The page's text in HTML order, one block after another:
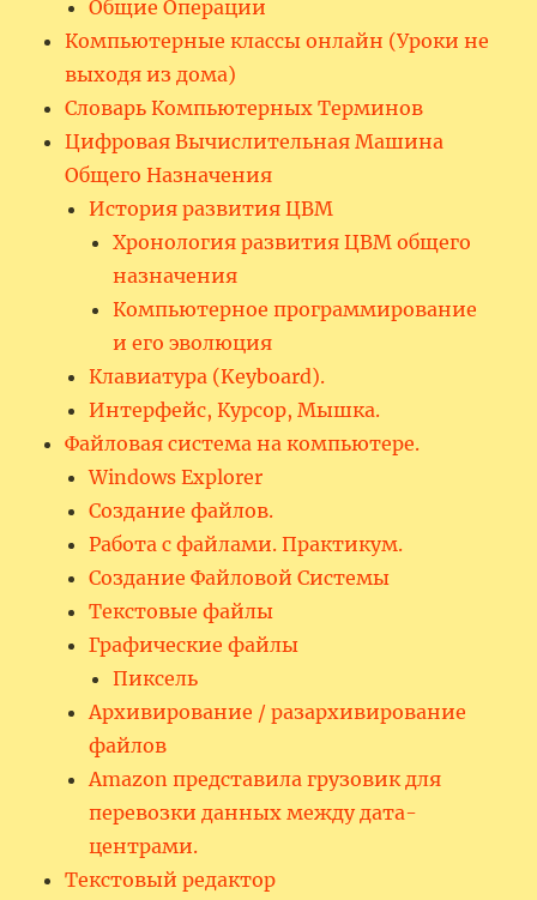
Общие Операции
Компьютерные классы онлайн (Уроки не
выходя из дома)
Словарь Компьютерных Терминов
Цифровая Вычислительная Машина
Общего Назначения
История развития ЦВМ
Хронология развития ЦВМ общего
назначения
Компьютерное программирование
и его эволюция
Клавиатура (Keyboard).
Интерфейс, Курсор, Мышка.
Файловая система на компьютере.
Windows Explorer
Создание файлов.
Работа с файлами. Практикум.
Создание Файловой Системы
Текстовые файлы
Графические файлы
Пиксель
Архивирование / разархивирование
файлов
Amazon представила грузовик для
перевозки данных между дата-
центрами.
Текстовый редактор